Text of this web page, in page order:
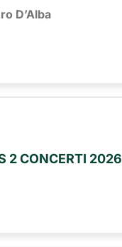
D’Alba
2 CONCERTI 2026